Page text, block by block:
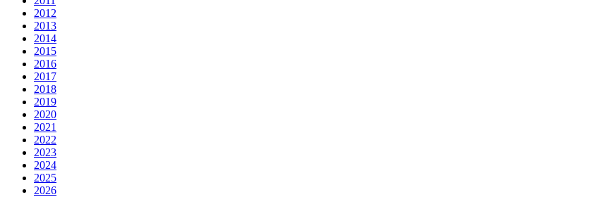
2012
2013
2014
2015
2016
2017
2018
2019
2020
2021
2022
2023
2024
2025
2026